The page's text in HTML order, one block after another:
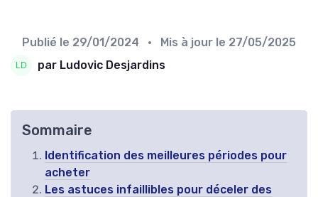
Publié le 29/01/2024 • Mis à jour le 27/05/2025
par Ludovic Desjardins
Sommaire
Identification des meilleures périodes pour
acheter
Les astuces infaillibles pour déceler des